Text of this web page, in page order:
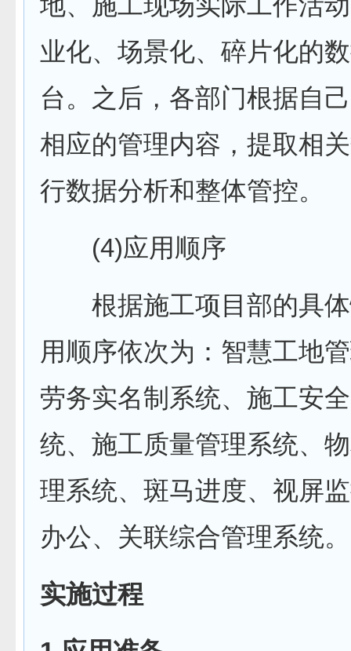
业化、场景化、碎片化的
台。之后，各部门根据自
相应的管理内容，提取相
行数据分析和整体管控。
(4)应用顺序
根据施工项目部的具体
用顺序依次为：智慧工地
劳务实名制系统、施工安
统、施工质量管理系统、
理系统、斑马进度、视屏
办公、关联综合管理系统。
实施过程